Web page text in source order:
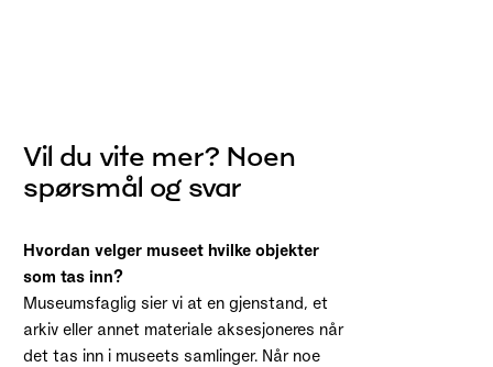
Vil du vite mer? Noen
spørsmål og svar
Hvordan velger museet hvilke objekter
som tas inn?
Museumsfaglig sier vi at en gjenstand, et
arkiv eller annet materiale aksesjoneres når
det tas inn i museets samlinger. Når noe